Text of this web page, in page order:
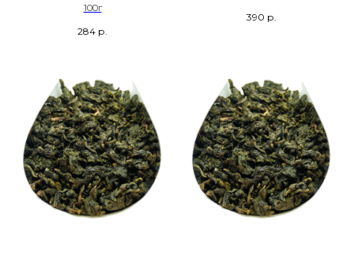
100г
284 р.
390 р.